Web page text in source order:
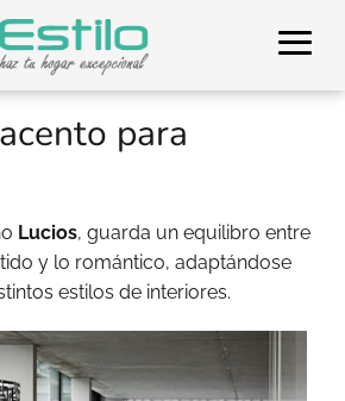
para
Lucios, guarda un equilibro entre
y lo romántico, adaptándose
estilos de interiores.